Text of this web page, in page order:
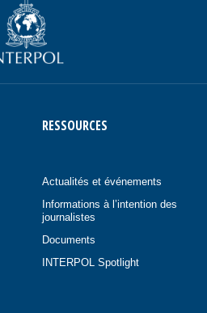
RESSOURCES
Actualités et événements
Informations à l’intention des
journalistes
Documents
INTERPOL Spotlight